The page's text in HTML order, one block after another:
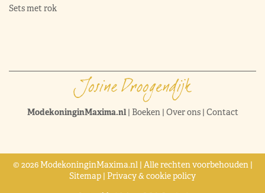
Sets met rok
ModekoninginMaxima.nl| Boeken| Over ons| Contact
© 2026 ModekoninginMaxima.nl | Alle rechten voorbehouden |
Sitemap | Privacy & cookie policy